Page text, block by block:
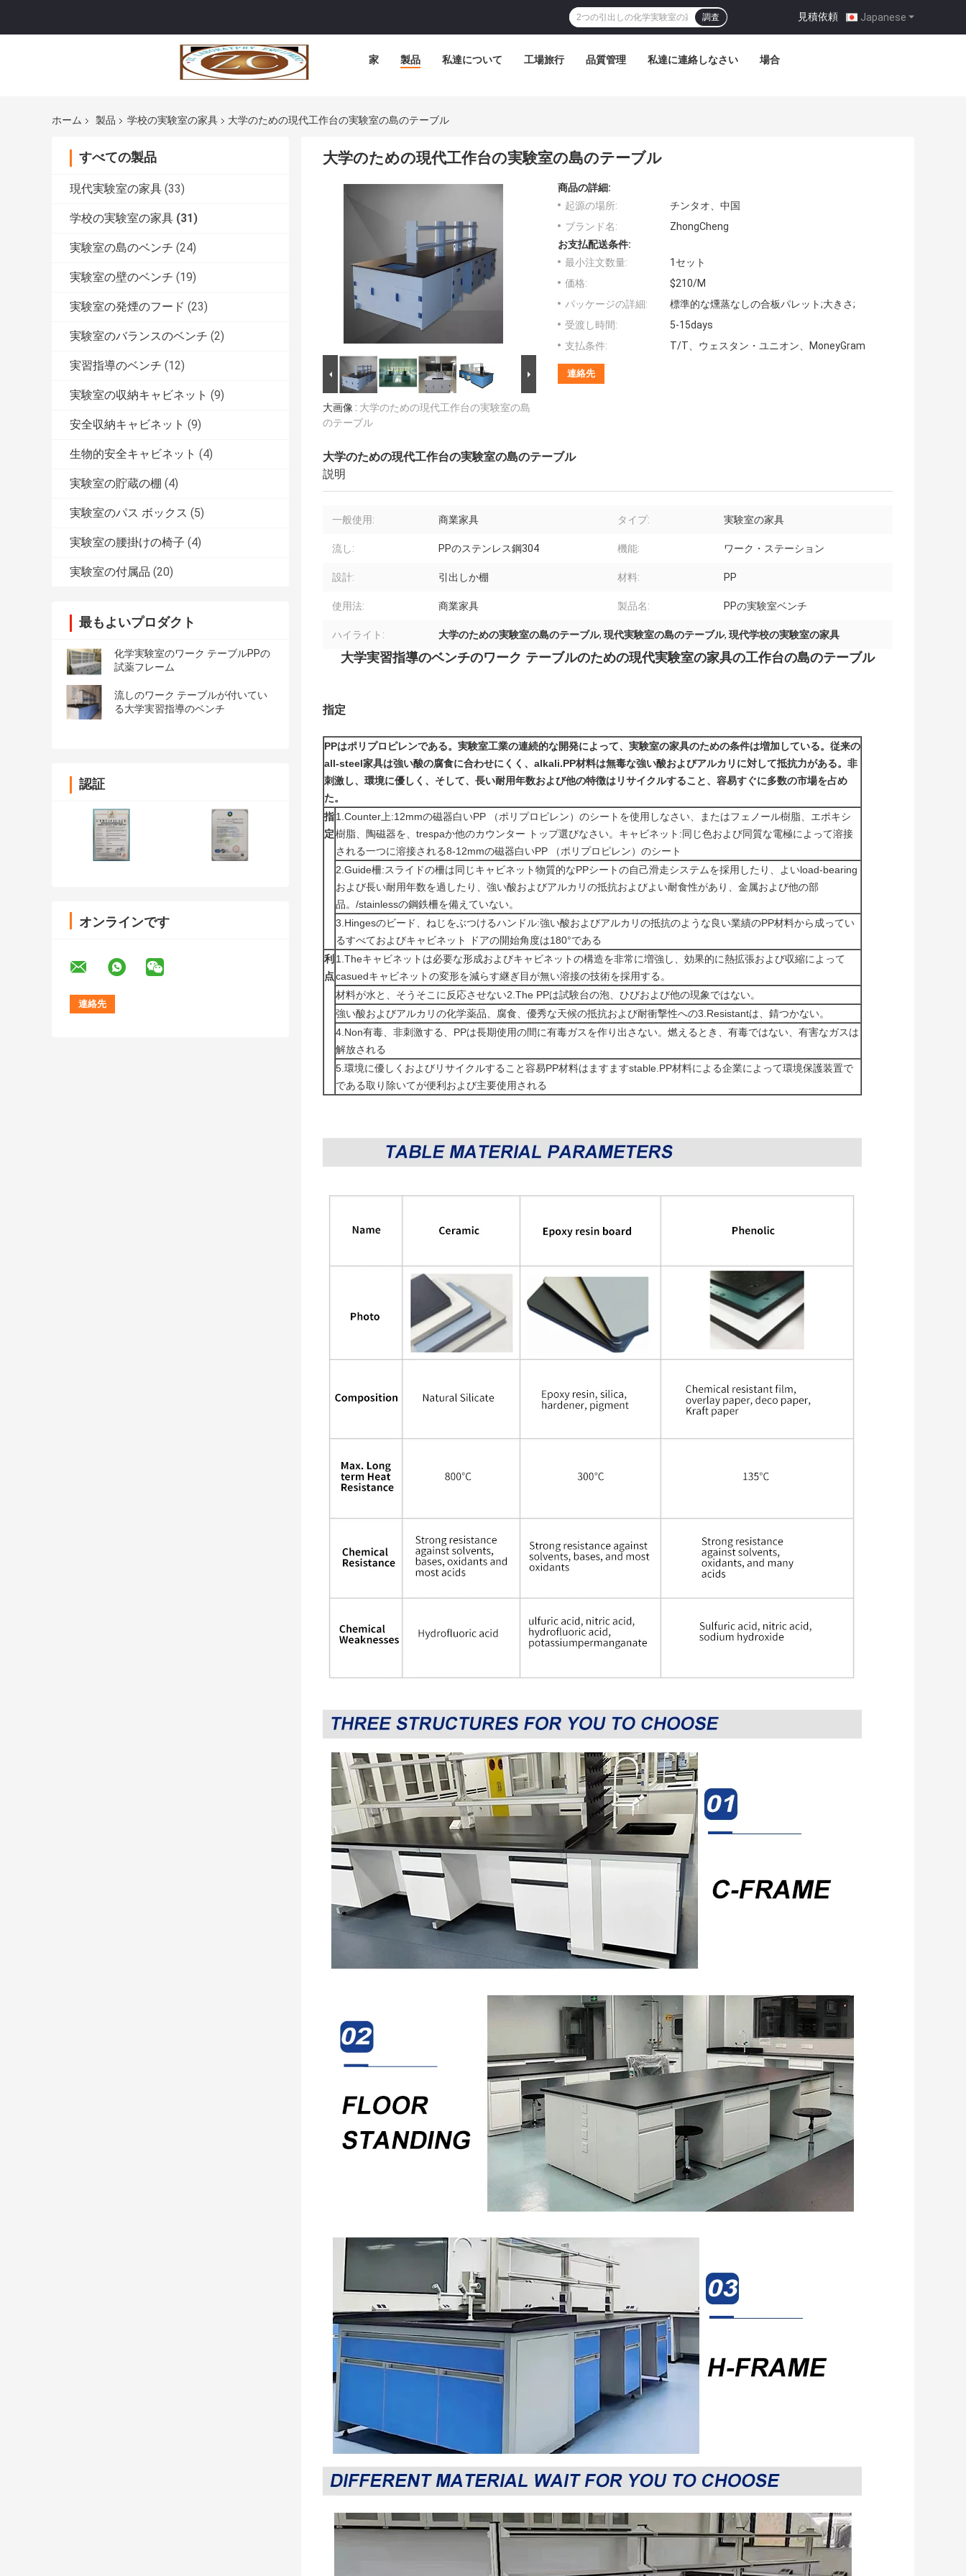
Japanese
見積依頼 |
調査
家 製品 私達について 工場旅行 品質管理 私達に連絡しなさい 場合
ホーム 製品 学校の実験室の家具 大学のための現代工作台の実験室の島のテーブル
すべての製品
現代実験室の家具 (33)
学校の実験室の家具 (31)
実験室の島のベンチ (24)
実験室の壁のベンチ (19)
実験室の発煙のフード (23)
実験室のバランスのベンチ (2)
実習指導のベンチ (12)
実験室の収納キャビネット (9)
安全収納キャビネット (9)
生物的安全キャビネット (4)
実験室の貯蔵の棚 (4)
実験室のパス ボックス (5)
実験室の腰掛けの椅子 (4)
実験室の付属品 (20)
最もよいプロダクト
化学実験室のワーク テーブルPPの
試薬フレーム
流しのワーク テーブルが付いてい
る大学実習指導のベンチ
認証
オンラインです
大学のための現代工作台の実験室の島のテーブル
大画像 : 大学のための現代工作台の実験室の島
のテーブル
商品の詳細:
起源の場所:
チンタオ、中国
ブランド名:
ZhongCheng
お支払配送条件:
最小注文数量:
1セット
価格:
$210/M
パッケージの詳細:
標準的な燻蒸なしの合板パレット;大きさ;
受渡し時間:
5-15days
支払条件:
T/T、ウェスタン・ユニオン、MoneyGram
連絡先
大学のための現代工作台の実験室の島のテーブル
説明
一般使用: 商業家具 タイプ: 実験室の家具
流し: PPのステンレス鋼304 機能: ワーク・ステーション
設計: 引出しか棚 材料: PP
使用法: 商業家具 製品名: PPの実験室ベンチ
ハイライト: 大学のための実験室の島のテーブル, 現代実験室の島のテーブル, 現代学校の実験室の家具
大学実習指導のベンチのワーク テーブルのための現代実験室の家具の工作台の島のテーブル
指定
PPはポリプロピレンである。実験室工業の連続的な開発によって、実験室の家具のための条件は増加している。従来の
all-steel家具は強い酸の腐食に合わせにくく、alkali.PP材料は無毒な強い酸およびアルカリに対して抵抗力がある。非
刺激し、環境に優しく、そして、長い耐用年数および他の特徴はリサイクルすること、容易すぐに多数の市場を占め
た。
指
定
1.Counter上:12mmの磁器白いPP （ポリプロピレン）のシートを使用しなさい、またはフェノール樹脂、エポキシ
樹脂、陶磁器を、trespaか他のカウンター トップ選びなさい。キャビネット:同じ色および同質な電極によって溶接
される一つに溶接される8-12mmの磁器白いPP （ポリプロピレン）のシート
2.Guide柵:スライドの柵は同じキャビネット物質的なPPシートの自己滑走システムを採用したり、よいload-bearing
および長い耐用年数を過したり、強い酸およびアルカリの抵抗およびよい耐食性があり、金属および他の部
品。/stainlessの鋼鉄柵を備えていない。
3.Hingesのビード、ねじをぶつけるハンドル:強い酸およびアルカリの抵抗のような良い業績のPP材料から成ってい
るすべておよびキャビネット ドアの開始角度は180°である
利
点
1.Theキャビネットは必要な形成およびキャビネットの構造を非常に増強し、効果的に熱拡張および収縮によって
casuedキャビネットの変形を減らす継ぎ目が無い溶接の技術を採用する。
材料が水と、そうそこに反応させない2.The PPは試験台の泡、ひびおよび他の現象ではない。
強い酸およびアルカリの化学薬品、腐食、優秀な天候の抵抗および耐衝撃性への3.Resistantは、錆つかない。
4.Non有毒、非刺激する、PPは長期使用の間に有毒ガスを作り出さない。燃えるとき、有毒ではない、有害なガスは
解放される
5.環境に優しくおよびリサイクルすること容易PP材料はますますstable.PP材料による企業によって環境保護装置で
である取り除いてが便利および主要使用される